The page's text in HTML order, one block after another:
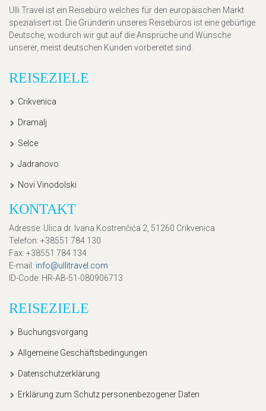
Ulli Travel ist ein Reisebüro welches für den europäischen Markt
spezialisert ist. Die Gründerin unseres Reisebüros ist eine gebürtige
Deutsche, wodurch wir gut auf die Ansprüche und Wünsche
unserer, meist deutschen Kunden vorbereitet sind.
REISEZIELE
Crikvenica
Dramalj
Selce
Jadranovo
Novi Vinodolski
KONTAKT
Adresse: Ulica dr. Ivana Kostrenčića 2, 51260 Crikvenica
Telefon: +38551 784 130
Fax: +38551 784 134
E-mail : info@ullitravel.com
ID-Code: HR-AB-51-080906713
REISEZIELE
Buchungsvorgang
Allgemeine Geschäftsbedingungen
Datenschutzerklärung
Erklärung zum Schutz personenbezogener Daten